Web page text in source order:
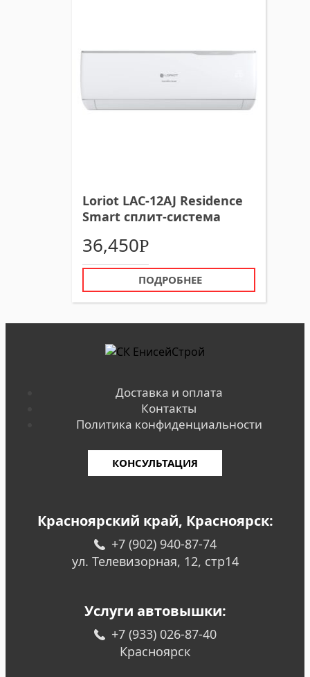
Loriot LAC-12AJ Residence
Smart сплит-система
36,450Р
ПОДРОБНЕЕ
Доставка и оплата
Контакты
Политика конфиденциальности
КОНСУЛЬТАЦИЯ
Красноярский край, Красноярск:
+7 (902) 940-87-74
ул. Телевизорная, 12, стр14
Услуги автовышки:
+7 (933) 026-87-40
Красноярск